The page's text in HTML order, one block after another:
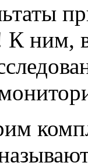
ним, в